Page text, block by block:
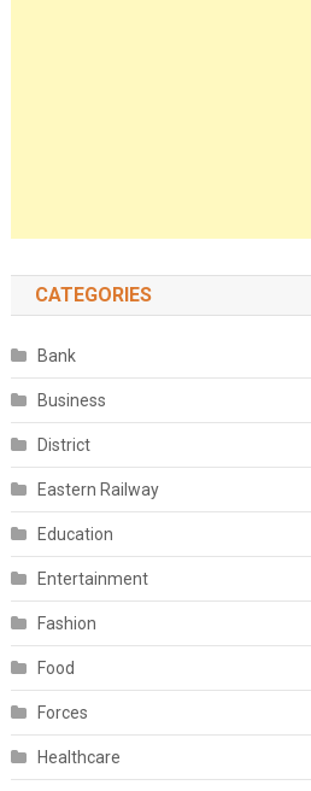
CATEGORIES
Bank
Business
District
Eastern Railway
Education
Entertainment
Fashion
Food
Forces
Healthcare